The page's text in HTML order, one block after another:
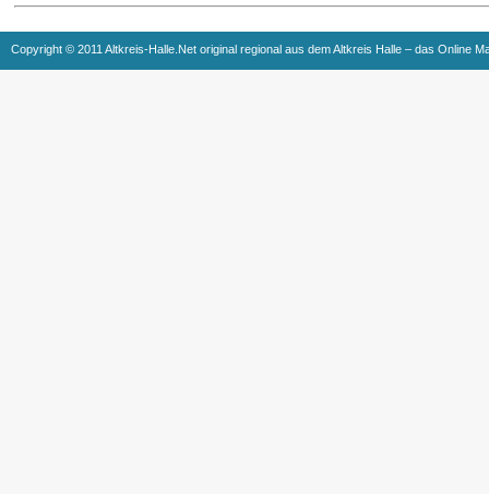
Copyright © 2011 Altkreis-Halle.Net original regional aus dem Altkreis Halle – das Online